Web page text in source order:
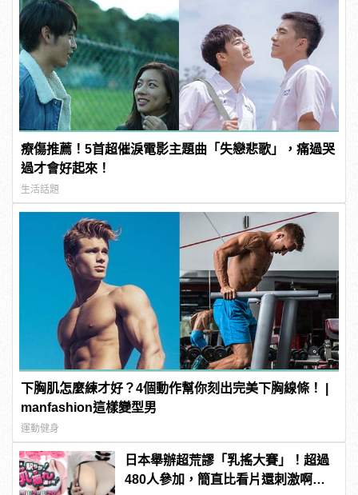
療傷推薦！5首超催淚電影主題曲「失戀悲歌」，痛過哭
過才會好起來！
生活話題
下胸肌怎麼練才好？4個動作幫你刻出完美下胸線條！ |
manfashion這樣變型男
運動健身
日本舉辦超荒謬「乳搖大賽」！超過
480人參加，簡直比看片還刺激啊！ |